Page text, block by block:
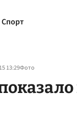
Спорт
13:29Фото